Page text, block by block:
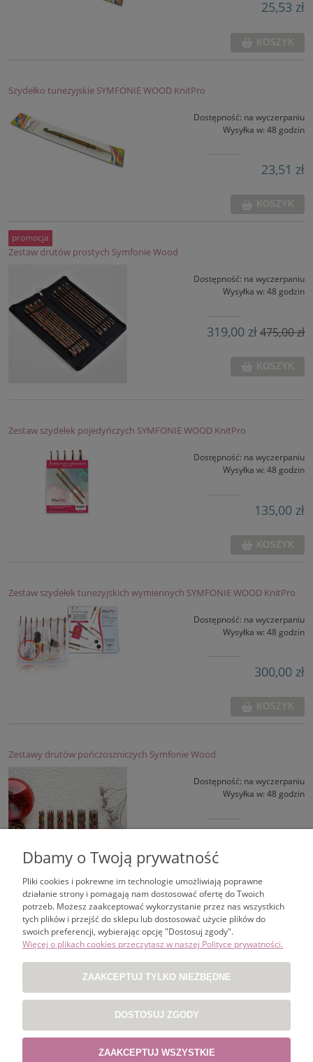
25,53 zł
KOSZYK
Szydełko tunezyjskie SYMFONIE WOOD KnitPro
Dostępność: na wyczerpaniu
Wysyłka w: 48 godzin
23,51 zł
KOSZYK
Zestaw drutów prostych Symfonie Wood
Dostępność: na wyczerpaniu
Wysyłka w: 48 godzin
319,00 zł475,00 zł
KOSZYK
promocja
Zestaw szydełek pojedyńczych SYMFONIE WOOD KnitPro
Dostępność: na wyczerpaniu
Wysyłka w: 48 godzin
135,00 zł
KOSZYK
Zestaw szydełek tunezyjskich wymiennych SYMFONIE WOOD KnitPro
Dostępność: na wyczerpaniu
Wysyłka w: 48 godzin
300,00 zł
KOSZYK
Zestawy drutów pończoszniczych Symfonie Wood
Dostępność: na wyczerpaniu
Wysyłka w: 48 godzin
150,00 zł
ZAKUPY
POMOC
INFORMACJE
Dbamy o Twoją prywatność
Pliki cookies i pokrewne im technologie umożliwiają poprawne
działanie strony i pomagają nam dostosować ofertę do Twoich
potrzeb. Możesz zaakceptować wykorzystanie przez nas wszystkich
tych plików i przejść do sklepu lub dostosować użycie plików do
swoich preferencji, wybierając opcję "Dostosuj zgody".
Więcej o plikach cookies przeczytasz w naszej Polityce prywatności.
ZAAKCEPTUJ TYLKO NIEZBĘDNE
DOSTOSUJ ZGODY
ZAAKCEPTUJ WSZYSTKIE